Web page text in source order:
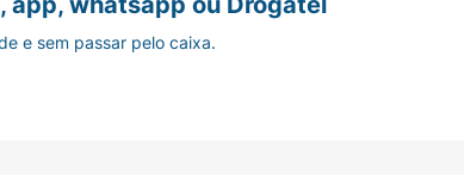
e sem passar pelo caixa.